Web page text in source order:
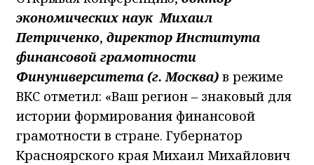
экономических наук Михаил
Петриченко, директор Института
финансовой грамотности
Финуниверситета (г. Москва) в режиме
ВКС отметил: «Ваш регион – знаковый для
истории формирования финансовой
грамотности в стране. Губернатор
Красноярского края Михаил Михайлович